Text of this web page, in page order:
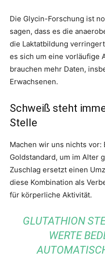
Die Glycin-Forschung ist
sagen, dass es die
die Laktatbildung
es sich um eine vorläufige
brauchen mehr Daten,
Erwachsenen.
Schweiß steht
Stelle
Machen wir uns nichts
Goldstandard, um im Alter
Zuschlag ersetzt einen
diese Kombination als
für körperliche Aktivität.
GLUTATHION
WERTE